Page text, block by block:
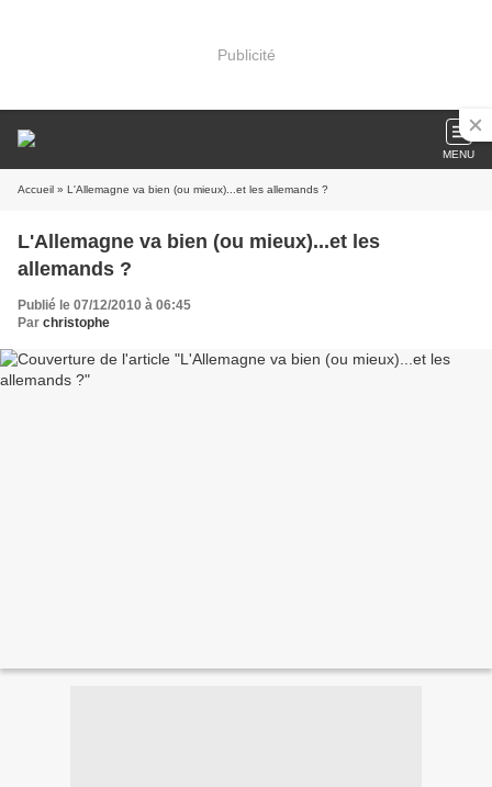
Publicité
MENU
Accueil » L'Allemagne va bien (ou mieux)...et les allemands ?
L'Allemagne va bien (ou mieux)...et les
allemands ?
Publié le 07/12/2010 à 06:45
Par christophe